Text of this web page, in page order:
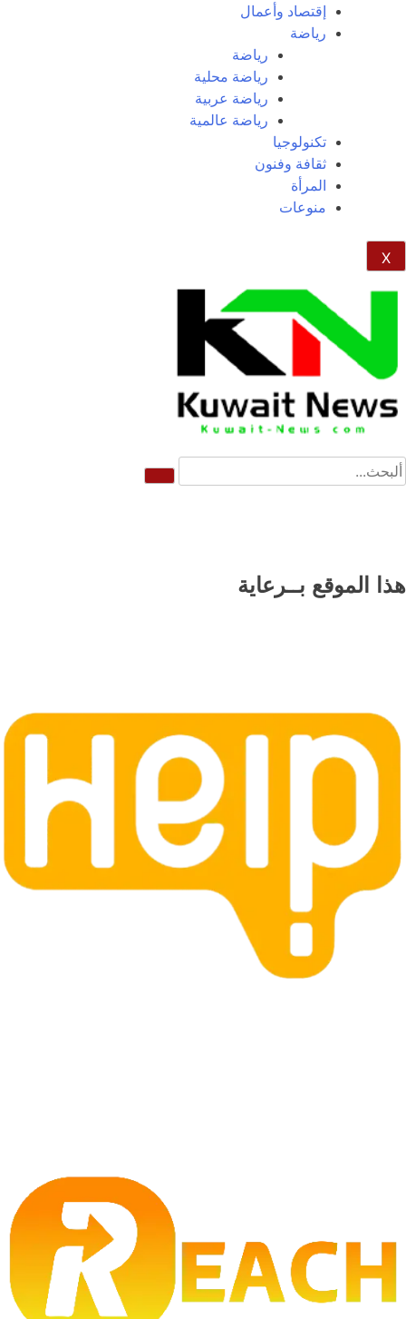
إقتصاد وأعمال
رياضة
رياضة
رياضة محلية
رياضة عربية
رياضة عالمية
تكنولوجيا
ثقافة وفنون
المرأة
منوعات
X
NE
News Elementor
هذا الموقع بــرعاية